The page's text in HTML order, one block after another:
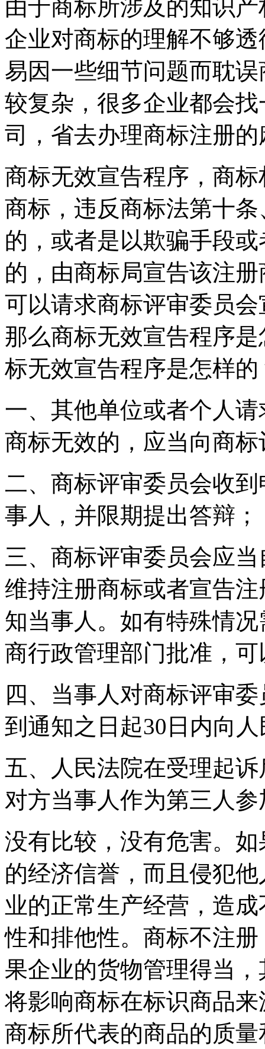
由于商标所涉及的知识
企业对商标的理解不够
易因一些细节问题而耽
较复杂，很多企业都会
司，省去办理商标注册的
商标无效宣告程序，商
商标，违反商标法第十
的，或者是以欺骗手段
的，由商标局宣告该注
可以请求商标评审委员
那么商标无效宣告程序
标无效宣告程序是怎样的
一、其他单位或者个人
商标无效的，应当向商
二、商标评审委员会收
事人，并限期提出答辩；
三、商标评审委员会应
维持注册商标或者宣告
知当事人。如有特殊情
商行政管理部门批准，
四、当事人对商标评审
到通知之日起30日内向
五、人民法院在受理起
对方当事人作为第三人
没有比较，没有危害。
的经济信誉，而且侵犯
业的正常生产经营，造
性和排他性。商标不注
果企业的货物管理得当
将影响商标在标识商品
商标所代表的商品的质